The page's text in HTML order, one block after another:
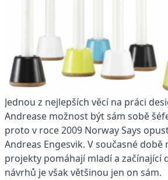
Jednou z nejlepších věcí na práci
Andrease možnost být sám sobě
proto v roce 2009 Norway Says
Andreas Engesvik. V současné
projekty pomáhají mladí a začínající
návrhů je však většinou jen on sám.